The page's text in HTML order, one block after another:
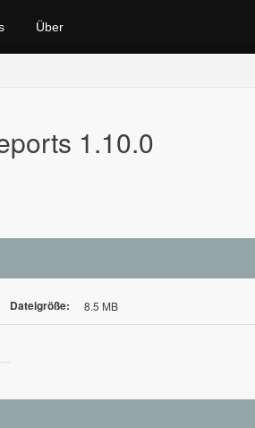
Über
1.10.0
Dateigröße: 8.5 MB